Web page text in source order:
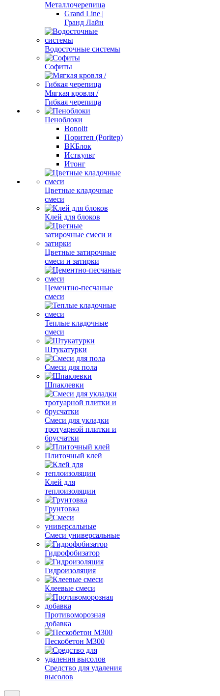
Металлочерепица
Grand Line |
Гранд Лайн
Водосточные системы
Софиты
Мягкая кровля /
Гибкая черепица
Пеноблоки
Bonolit
Поритеп (Poritep)
ВКБлок
Исткульт
Итонг
Цветные кладочные
смеси
Клей для блоков
Цветные затирочные
смеси и затирки
Цементно-песчаные
смеси
Теплые кладочные
смеси
Штукатурки
Смеси для пола
Шпаклевки
Смеси для укладки
тротуарной плитки и
брусчатки
Плиточный клей
Клей для
теплоизоляции
Грунтовка
Смеси универсальные
Гидрофобизатор
Гидроизоляция
Клеевые смеси
Противоморозная
добавка
Пескобетон М300
Средство для удаления
высолов